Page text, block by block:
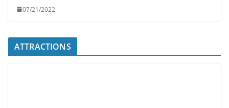
07/21/2022
ATTRACTIONS